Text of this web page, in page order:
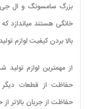
بزرگ سامسونگ و ال جی
خانگی هستند میاندازد
بالا بردن کیفیت لوازم
از مهمترین لوازم
حفاظت از قطعات دیگر
حفاظت از جریان بالاتر